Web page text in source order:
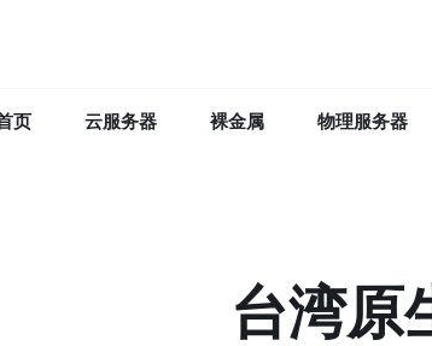
页 云服务器 裸金属 物理服务器
台湾原